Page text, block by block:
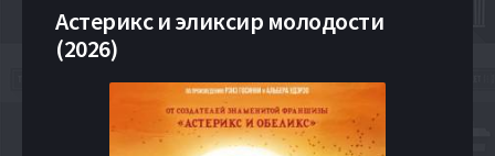
Астерикс и эликсир молодости
(2026)